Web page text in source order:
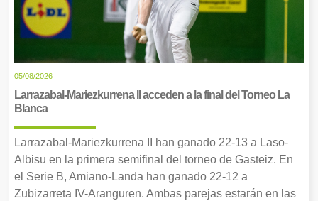
05/08/2026
Larrazabal-Mariezkurrena II acceden a la final del Torneo La
Blanca
Larrazabal-Mariezkurrena II han ganado 22-13 a Laso-
Albisu en la primera semifinal del torneo de Gasteiz. En
el Serie B, Amiano-Landa han ganado 22-12 a
Zubizarreta IV-Aranguren. Ambas parejas estarán en las